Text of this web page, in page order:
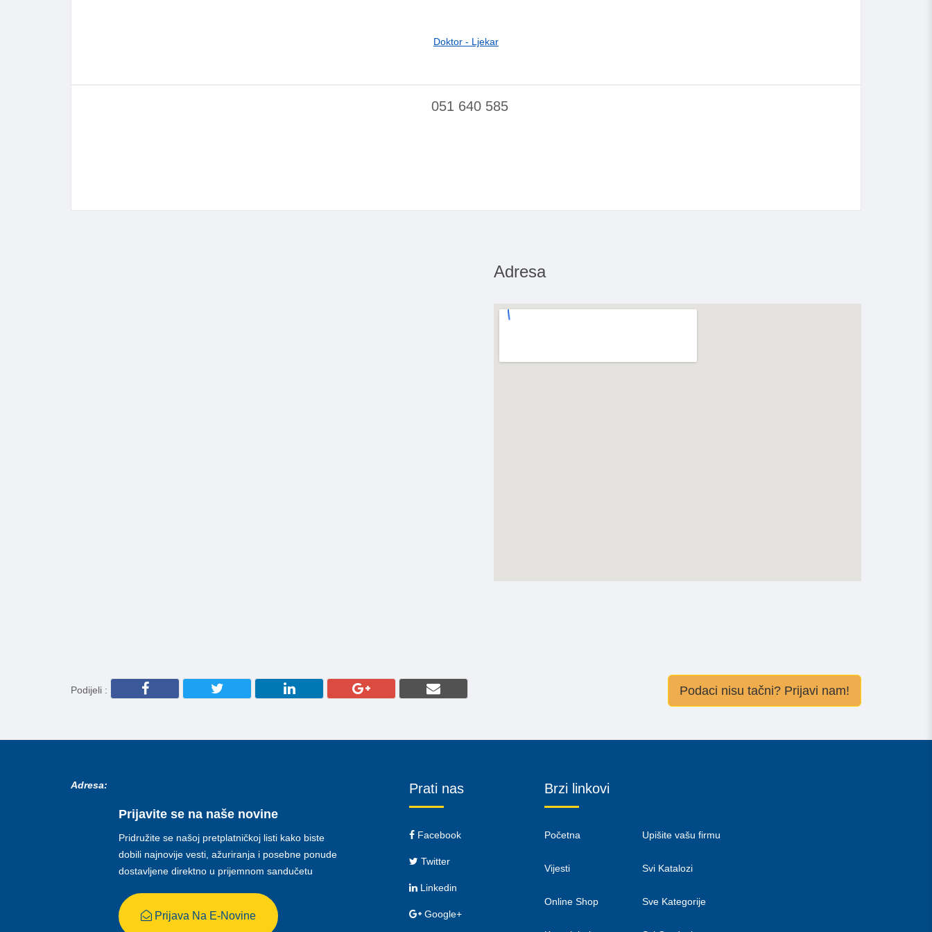
Doktor - Ljekar
051 640 585
Adresa
Podijeli : Podaci nisu tačni? Prijavi nam!
Adresa:
Prijavite se na naše novine
Pridružite se našoj pretplatničkoj listi kako biste
dobili najnovije vesti, ažuriranja i posebne ponude
dostavljene direktno u prijemnom sandučetu
Prijava Na E-Novine
Prati nas
Facebook
Twitter
Linkedin
Google+
Brzi linkovi
Početna
Vijesti
Online Shop
Upišite vašu firmu
Svi Katalozi
Sve Kategorije